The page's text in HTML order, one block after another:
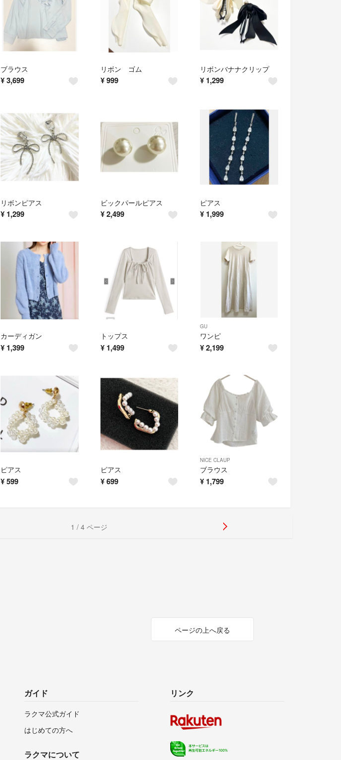
ブラウス
¥3,699
リボン ゴム
¥ 999
リボンバナナクリップ
¥ 1,299
リボンピアス
¥ 1,299
ビックパールピアス
¥ 2,499
ピアス
¥ 1,999
カーディガン
¥ 1,399
トップス
¥ 1,499
GU
ワンピ
¥2,199
ピアス
¥599
ピアス
¥ 699
NICE CLAUP
ブラウス
¥ 1,799
1 / 4 ページ
ページの上へ戻る
ガイド
ラクマ公式ガイド
はじめての方へ
ラクマについて
リンク